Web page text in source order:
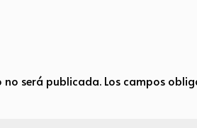
no será publicada. Los campos